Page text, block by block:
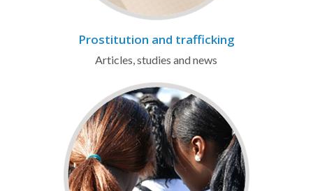
Prostitution and trafficking
Articles, studies and news